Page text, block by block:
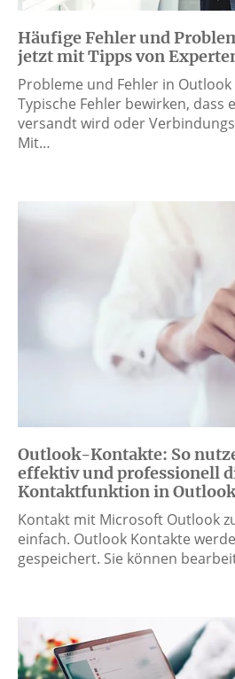
Häufige Fehler und
jetzt mit Tipps von
Probleme und Fehler in
Typische Fehler bewirken, dass
versandt wird oder
Mit…
Outlook-Kontakte: So
effektiv und professionell
Kontaktfunktion in Outlook
Kontakt mit Microsoft Outlook
einfach. Outlook Kontakte
gespeichert. Sie können